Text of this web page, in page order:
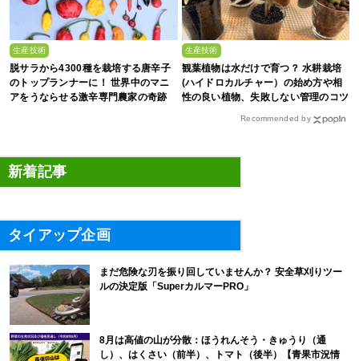
生産技術
脱サラから4300種を栽培する唐辛子
のトップランナーに！ 世界中のマニ
アをうならせる激辛専門農家の奇跡
生産技術
観葉植物は水だけで育つ？ 水耕栽培
(ハイドロカルチャー）の始め方や相
性の良い植物、失敗しない管理のコツ
Recommended by
新着記事
タイアップ企画
まだ危険な刃を振り回していませんか？ 安全草刈りツー
ルの決定版「SuperカルマーPRO」
8月は高値の山が分散：ほうれんそう・きゅうり（通
し）、はくさい（前半）、トマト（後半）【青果市況情